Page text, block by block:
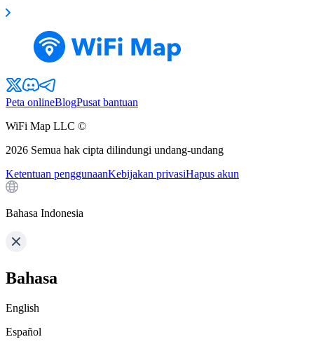
Peta onlineBlogPusat bantuan
WiFi Map LLC ©
2026 Semua hak cipta dilindungi undang-undang
Ketentuan penggunaanKebijakan privasiHapus akun
Bahasa Indonesia
Bahasa
English
Español